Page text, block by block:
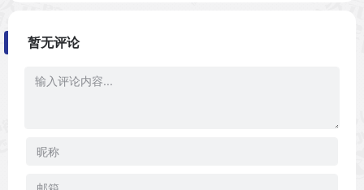
暂无评论